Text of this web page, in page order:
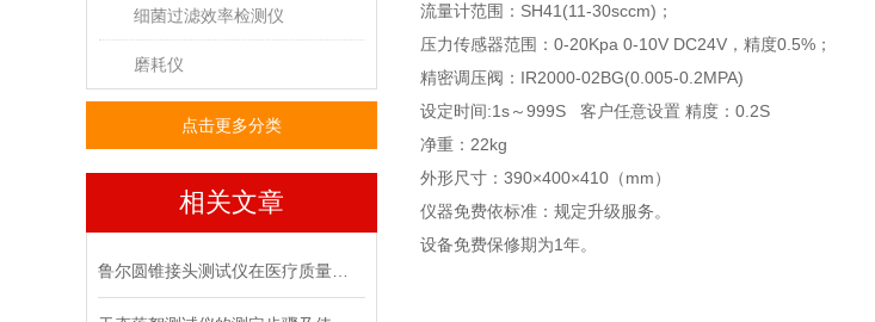
细菌过滤效率检测仪
磨耗仪
点击更多分类
相关文章
流量计范围： SH41(11-30sccm) ；
压力传感器范围： 0-20Kpa 0-10V DC24V ，精度0.5% ；
精密调压阀： IR2000-02BG(0.005-0.2MPA)
设定时间:1s～999S 客户任意设置 精度： 0.2S
净重： 22kg
外形尺寸： 390×400×410 （mm）
仪器免费依标准：规定升级服务。
设备免费保修期为1年。